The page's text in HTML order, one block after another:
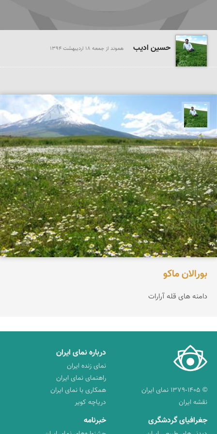
حسین ادیب هموند از جمعه 18 ارديبهشت 1394
حسین ادیب
بورالان ماکو
دامنه های قله آرارات
© ۱۳۷۹-۱۴۰۵ نمای ایران
نقشه ایران
درباره نمای ایران
نمای زنده ایران
راهنمای نمای ایران
همکاری با نمای ایران
دریاچه کویر
جغرافیای گردشگری خبرنامه